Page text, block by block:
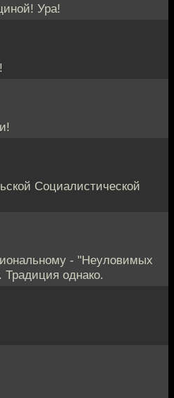
Ура!
Социалистической
- "Неуловимых
Традиция однако.